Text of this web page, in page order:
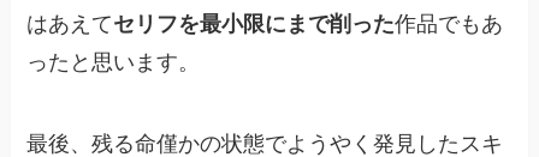
はあえてセリフを最小限にまで削った作品でもあ
ったと思います。
最後、残る命僅かの状態でようやく発見したスキ